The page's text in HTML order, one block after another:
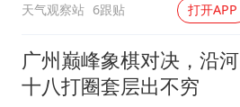
天气观察站 6跟贴 打开APP
广州巅峰象棋对决，沿河
十八打圈套层出不穷